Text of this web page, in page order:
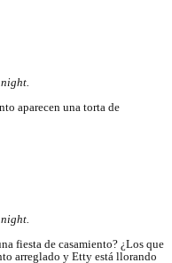
aparecen una torta de
fiesta de casamiento? ¿Los que
arreglado y Etty está llorando